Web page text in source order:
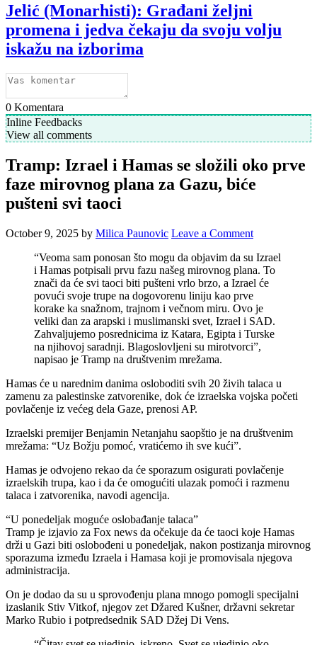
Jelić (Monarhisti): Građani željni
promena i jedva čekaju da svoju volju
iskažu na izborima
0 Komentara
Inline Feedbacks
View all comments
Tramp: Izrael i Hamas se složili oko prve
faze mirovnog plana za Gazu, biće
pušteni svi taoci
October 9, 2025 by Milica Paunovic Leave a Comment
“Veoma sam ponosan što mogu da objavim da su Izrael
i Hamas potpisali prvu fazu našeg mirovnog plana. To
znači da će svi taoci biti pušteni vrlo brzo, a Izrael će
povući svoje trupe na dogovorenu liniju kao prve
korake ka snažnom, trajnom i večnom miru. Ovo je
veliki dan za arapski i muslimanski svet, Izrael i SAD.
Zahvaljujemo posrednicima iz Katara, Egipta i Turske
na njihovoj saradnji. Blagoslovljeni su mirotvorci”,
napisao je Tramp na društvenim mrežama.
Hamas će u narednim danima osloboditi svih 20 živih talaca u
zamenu za palestinske zatvorenike, dok će izraelska vojska početi
povlačenje iz većeg dela Gaze, prenosi AP.
Izraelski premijer Benjamin Netanjahu saopštio je na društvenim
mrežama: “Uz Božju pomoć, vratićemo ih sve kući”.
Hamas je odvojeno rekao da će sporazum osigurati povlačenje
izraelskih trupa, kao i da će omogućiti ulazak pomoći i razmenu
talaca i zatvorenika, navodi agencija.
“U ponedeljak moguće oslobađanje talaca”
Tramp je izjavio za Fox news da očekuje da će taoci koje Hamas
drži u Gazi biti oslobođeni u ponedeljak, nakon postizanja mirovnog
sporazuma između Izraela i Hamasa koji je promovisala njegova
administracija.
On je dodao da su u sprovođenju plana mnogo pomogli specijalni
izaslanik Stiv Vitkof, njegov zet Džared Kušner, državni sekretar
Marko Rubio i potpredsednik SAD Džej Di Vens.